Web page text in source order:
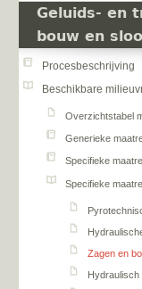
Geluids- en
bouw en
Procesbeschrijving
Beschikbare
Overzichtstabel
Generieke
Specifieke
Specifieke
Zagen en
Hydraulisch